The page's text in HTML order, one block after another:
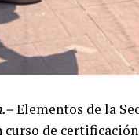
Elementos de la
de